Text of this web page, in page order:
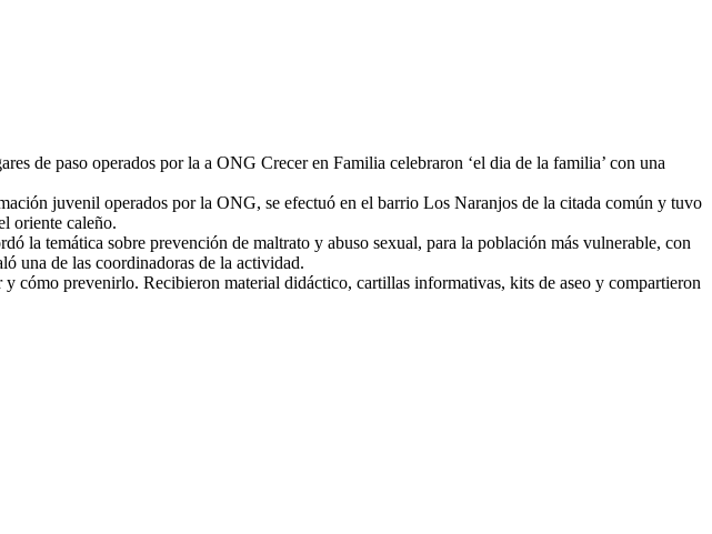
de paso operados por la a ONG Crecer en Familia celebraron ‘el dia de la familia’ con una
juvenil operados por la ONG, se efectuó en el barrio Los Naranjos de la citada común y tuvo
oriente caleño.
la temática sobre prevención de maltrato y abuso sexual, para la población más vulnerable, con
una de las coordinadoras de la actividad.
cómo prevenirlo. Recibieron material didáctico, cartillas informativas, kits de aseo y compartieron